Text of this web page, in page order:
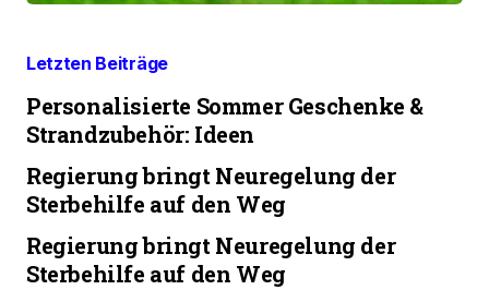
Letzten Beiträge
Personalisierte Sommer Geschenke &
Strandzubehör: Ideen
Regierung bringt Neuregelung der
Sterbehilfe auf den Weg
Regierung bringt Neuregelung der
Sterbehilfe auf den Weg